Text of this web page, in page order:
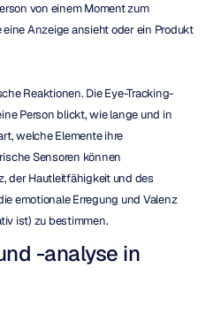
von einem Moment zum
Anzeige ansieht oder ein Produkt
Reaktionen. Die Eye-Tracking-
Person blickt, wie lange und in
welche Elemente ihre
Sensoren können
der Hautleitfähigkeit und des
emotionale Erregung und Valenz
ist) zu bestimmen.
-analyse in